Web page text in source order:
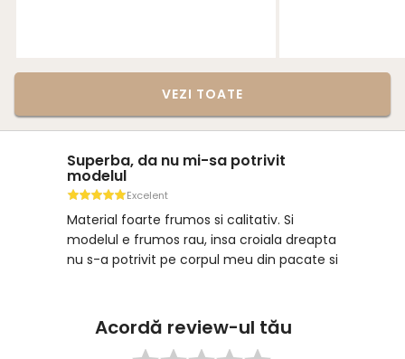
VEZI TOATE
Superba, da nu mi-sa potrivit
modelul
Excelent
Material foarte frumos si calitativ. Si
modelul e frumos rau, insa croiala dreapta
nu s-a potrivit pe corpul meu din pacate si
Acordă review-ul tău